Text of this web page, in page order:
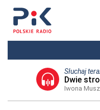
Słuchaj
Dwie
Iwona